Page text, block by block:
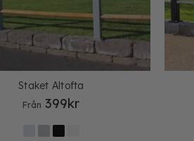
Staket Altofta
Från 399kr